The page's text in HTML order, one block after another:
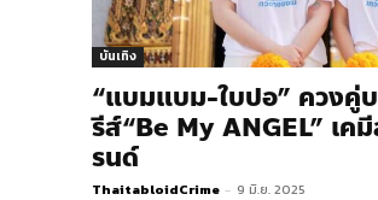
บันเทิง
“แบมแบม-ใบปอ” ควงคู่
รีส์“Be My ANGEL” เค
รนด์
ThaitabloidCrime - 9 มิ.ย. 2025